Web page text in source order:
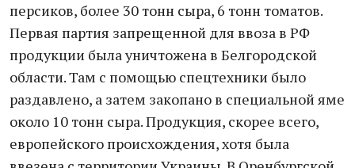
персиков, более 30 тонн сыра, 6 тонн томатов.
Первая партия запрещенной для ввоза в РФ
продукции была уничтожена в Белгородской
области. Там с помощью спецтехники было
раздавлено, а затем закопано в специальной яме
около 10 тонн сыра. Продукция, скорее всего,
европейского происхождения, хотя была